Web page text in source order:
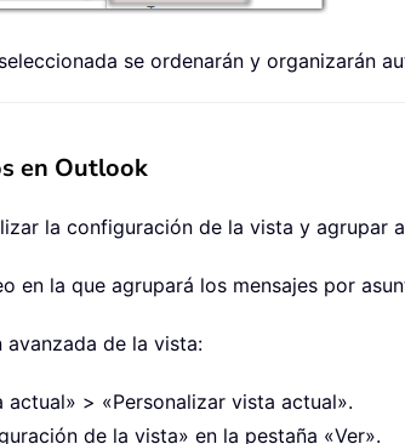
se ordenarán y organizarán
en Outlook
la configuración de la vista y agrupar
en la que agrupará los mensajes por
de la vista:
> «Personalizar vista actual».
de la vista» en la pestaña «Ver».